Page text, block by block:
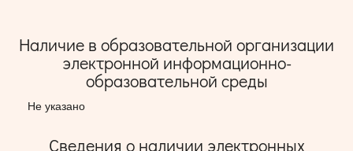
Наличие в образовательной организации
электронной информационно-
образовательной среды
Не указано
Сведения о наличии электронных